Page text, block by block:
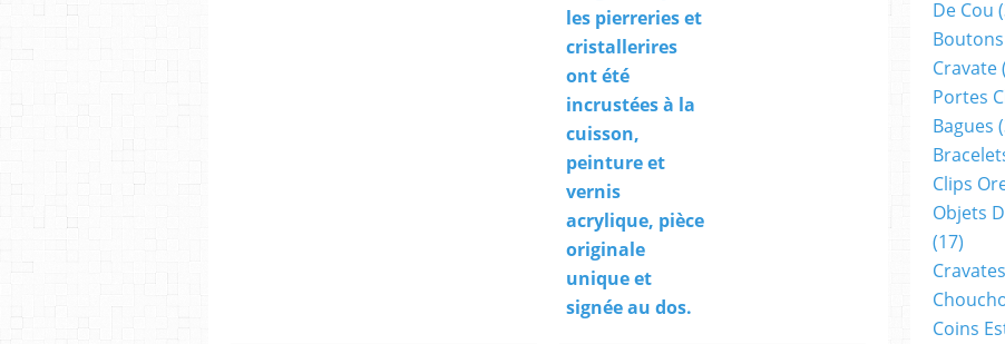
les pierreries et
cristallerires
ont été
incrustées à la
cuisson,
peinture et
vernis
acrylique, pièce
originale
unique et
signée au dos.
De Cou
Cravate
Portes
Bagues
Clips
Objets
(17)
Coins